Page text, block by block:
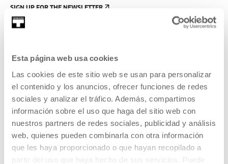
Esta página web usa cookies
Las cookies de este sitio web se usan para personalizar
el contenido y los anuncios, ofrecer funciones de redes
sociales y analizar el tráfico. Además, compartimos
información sobre el uso que haga del sitio web con
nuestros partners de redes sociales, publicidad y análisis
web, quienes pueden combinarla con otra información
que les haya proporcionado o que hayan recopilado a
partir del uso que haya hecho de sus servicios. Puede
SIGN UP FOR THE NEWSLETTER
UPCOMING EVENTS
CONTACT AND OPENING TIMES
GETTING HERE
GUIDED TOURS
ACCOMMODATION
ACCESSIBILITY
BUILDING MAP